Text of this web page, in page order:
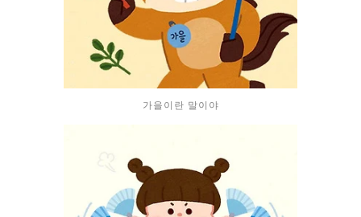
가을이란 말이야